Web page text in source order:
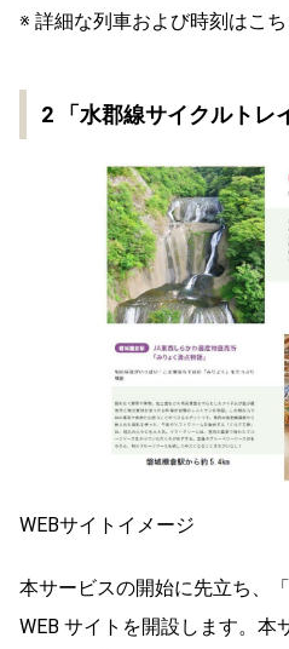
※ 詳細な列車および時刻はこち
2 「水郡線サイクルトレ
WEBサイトイメージ
本サービスの開始に先立ち、
WEB サイトを開設します。本